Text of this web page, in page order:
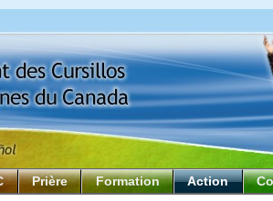
Prière Formation Action